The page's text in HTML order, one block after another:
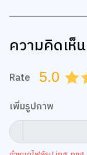
ความคิดเห็น
Rate 5.0
เพิ่มรูปภาพ